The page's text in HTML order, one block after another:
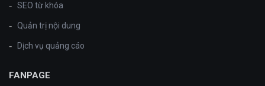
SEO từ khóa
Quản trị nội dung
Dịch vụ quảng cáo
FANPAGE